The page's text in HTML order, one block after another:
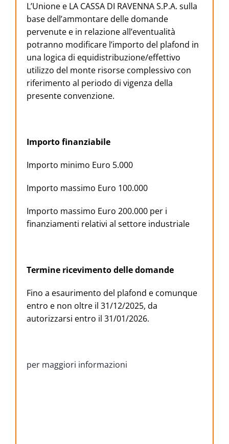
L’Unione e LA CASSA DI RAVENNA S.P.A. sulla
base dell’ammontare delle domande
pervenute e in relazione all’eventualità
potranno modificare l’importo del plafond in
una logica di equidistribuzione/effettivo
utilizzo del monte risorse complessivo con
riferimento al periodo di vigenza della
presente convenzione.
Importo finanziabile
Importo minimo Euro 5.000
Importo massimo Euro 100.000
Importo massimo Euro 200.000 per i
finanziamenti relativi al settore industriale
Termine ricevimento delle domande
Fino a esaurimento del plafond e comunque
entro e non oltre il 31/12/2025, da
autorizzarsi entro il 31/01/2026.
per maggiori informazioni